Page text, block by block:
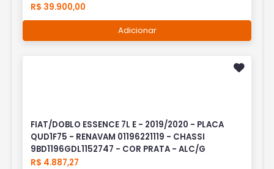
R$ 39.900,00
Adicionar
FIAT/DOBLO ESSENCE 7L E - 2019/2020 - PLACA
QUD1F75 - RENAVAM 01196221119 - CHASSI
9BD1196GDL1152747 - COR PRATA - ALC/G
R$ 4.887,27